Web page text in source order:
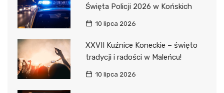
Święta Policji 2026 w Końskich
10 lipca 2026
XXVII Kuźnice Koneckie – święto
tradycji i radości w Maleńcu!
10 lipca 2026